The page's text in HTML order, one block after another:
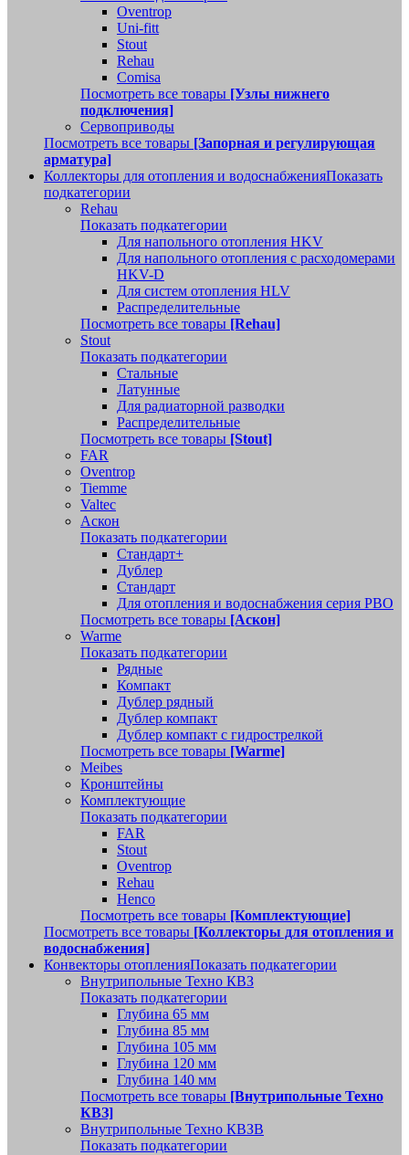
Oventrop
Uni-fitt
Stout
Rehau
Comisa
Посмотреть все товары [Узлы нижнего
подключения]
Сервоприводы
Посмотреть все товары [Запорная и регулирующая
арматура]
Коллекторы для отопления и водоснабженияПоказать
подкатегории
Rehau
Показать подкатегории
Для напольного отопления HKV
Для напольного отопления с расходомерами
HKV-D
Для систем отопления HLV
Распределительные
Посмотреть все товары [Rehau]
Stout
Показать подкатегории
Стальные
Латунные
Для радиаторной разводки
Распределительные
Посмотреть все товары [Stout]
FAR
Oventrop
Tiemme
Valtec
Аскон
Показать подкатегории
Стандарт+
Дублер
Стандарт
Для отопления и водоснабжения серия РВО
Посмотреть все товары [Аскон]
Warme
Показать подкатегории
Рядные
Компакт
Дублер рядный
Дублер компакт
Дублер компакт с гидрострелкой
Посмотреть все товары [Warme]
Meibes
Кронштейны
Комплектующие
Показать подкатегории
FAR
Stout
Oventrop
Rehau
Henco
Посмотреть все товары [Комплектующие]
Посмотреть все товары [Коллекторы для отопления и
водоснабжения]
Конвекторы отопленияПоказать подкатегории
Внутрипольные Техно КВЗ
Показать подкатегории
Глубина 65 мм
Глубина 85 мм
Глубина 105 мм
Глубина 120 мм
Глубина 140 мм
Посмотреть все товары [Внутрипольные Техно
КВЗ]
Внутрипольные Техно КВЗВ
Показать подкатегории